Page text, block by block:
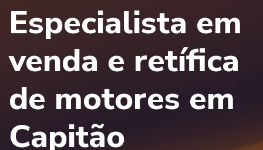
Especialista em
venda e retífica
de motores em
Capitão